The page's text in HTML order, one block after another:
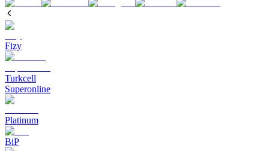
Fizy
Turkcell
Superonline
Platinum
BiP